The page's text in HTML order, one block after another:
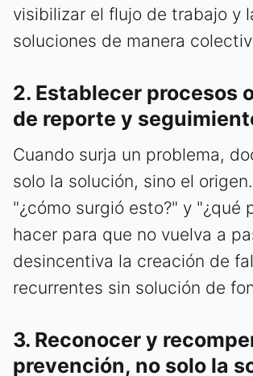
visibilizar el flujo de trabajo y
soluciones de manera
2. Establecer procesos
de reporte y
Cuando surja un problema,
solo la solución, sino el
"¿cómo surgió esto?" y "¿qué
hacer para que no vuelva a
desincentiva la creación de
recurrentes sin solución de
3. Reconocer y
prevención, no solo la